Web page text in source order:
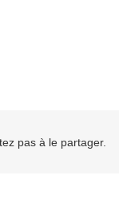
pas à le partager.